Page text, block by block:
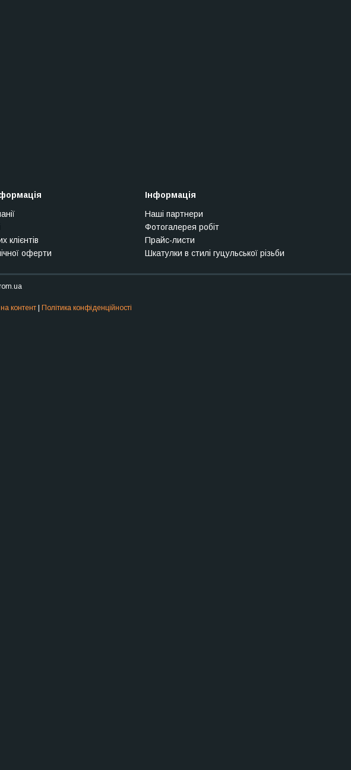
клієнтів
оферти
Інформація
Наші партнери
Фотогалерея робіт
Прайс-листи
Шкатулки в стилі гуцульської різьби
контент | Політика конфіденційності